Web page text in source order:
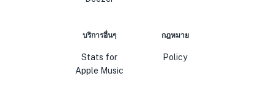
บริการอื่นๆ
Stats for
Apple Music
กฎหมาย
Policy